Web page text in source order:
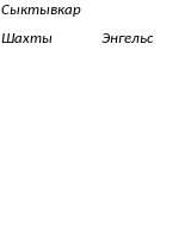
Сыктывкар
Шахты Энгельс